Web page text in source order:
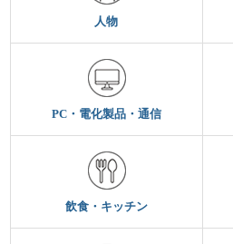
人物
PC・電化製品・通信
飲食・キッチン